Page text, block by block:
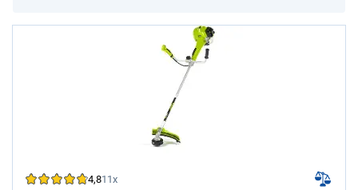
4,811x